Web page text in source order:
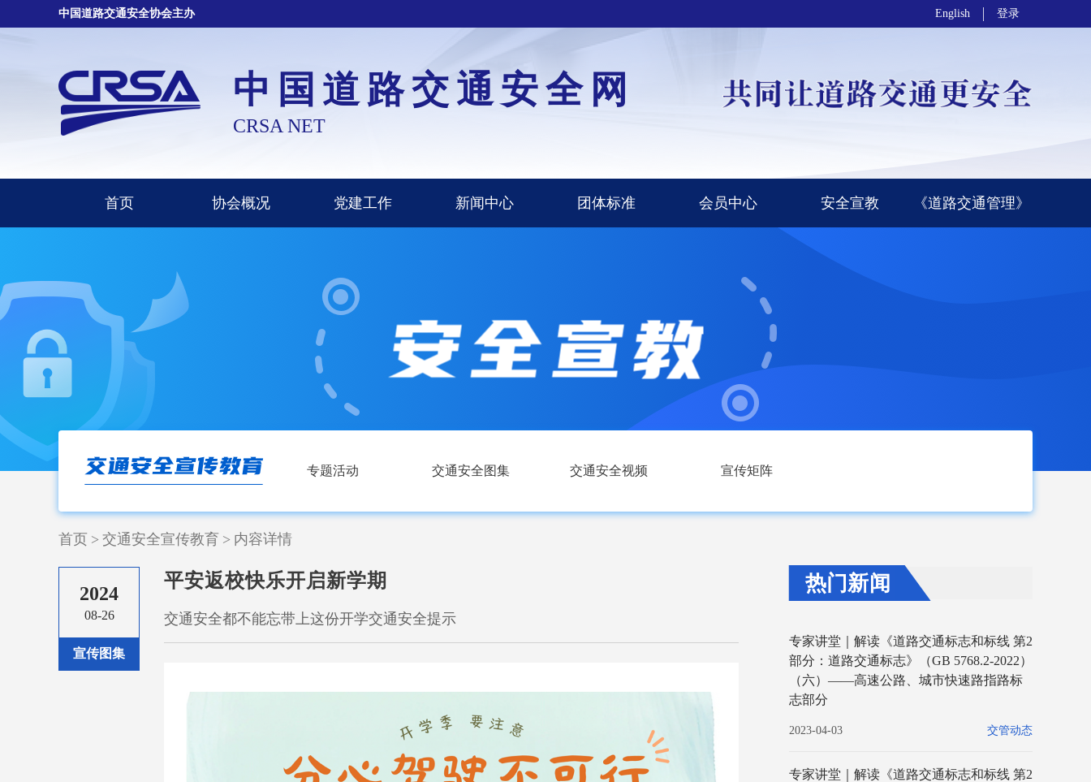
中国道路交通安全协会主办 English 登录
中国道路交通安全网
CRSA NET
首页 协会概况 党建工作 新闻中心 团体标准 会员中心 安全宣教 《道路交通管理》
专题活动 交通安全图集 交通安全视频 宣传矩阵
首页 > 交通安全宣传教育 > 内容详情
2024
08-26
宣传图集
平安返校快乐开启新学期
交通安全都不能忘带上这份开学交通安全提示
热门新闻
专家讲堂｜解读《道路交通标志和标线 第2
部分：道路交通标志》（GB 5768.2-2022）
（六）——高速公路、城市快速路指路标
志部分
2023-04-03 交管动态
专家讲堂｜解读《道路交通标志和标线 第2